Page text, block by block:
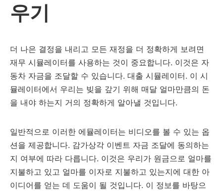
우기
더 나은 결정을 내리고 모든 재정을 더 정확하게 보려면
재무 시뮬레이터를 사용하는 것이 중요합니다. 이것은 자
동차 자금을 조달할 수 있습니다. 대출 시뮬레이터. 이 시
뮬레이터에서 우리는 빚을 갚기 위해 매달 얼마만큼의 돈
을 내야 하는지 거의 정확하게 알아낼 것입니다.
일반적으로 이러한 에뮬레이터는 비디오를 볼 수 있는 옵
션을 제공합니다. 감가상각 이벤트 자금 조달에 동의하는
지 여부에 따라 다릅니다. 이것은 우리가 원금으로 얼마를
지불하고 있고 얼마를 이자로 지불하고 있는지에 대한 아
이디어를 얻는 데 도움이 될 것입니다. 이 정보를 바탕으